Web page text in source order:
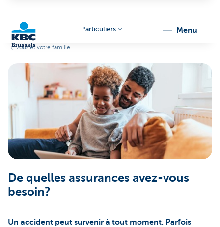
Brussels
Particuliers menu
Vous et votre famille
De quelles assurances avez-vous
besoin?
Un accident peut survenir à tout moment. Parfois